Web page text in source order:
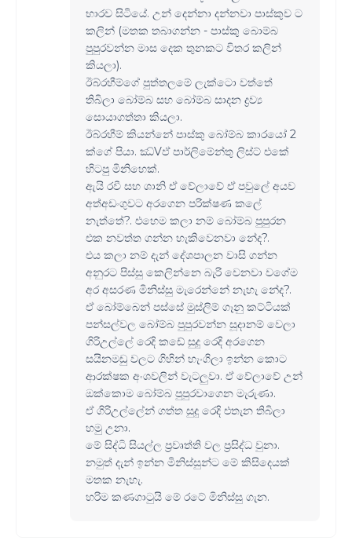
භාරව සිටියේ. උන් දෙන්නා දන්නවා පාස්කුව ට
කලින් (මතක තබාගන්න - පාස්කු බොම්බ
පුපුරවන්න මාස දෙක තුනකට විතර කලින්
කියලා).
ඊබ්රහීම්ගේ පුත්තලමේ ලැක්ටො වත්තේ
තිබිලා බෝම්බ සහ බෝම්බ සාදන ද්‍රව්‍ය
සොයාගත්තා කියලා.
ඊබ්රහීම් කියන්නේ පාස්කු බෝම්බ කාරයෝ 2
ක්ගේ පියා. ඣ්Vඵ් පාර්ලිමේන්තු ලිස්ට් එකේ
හිටපු මිනිහෙක්.
ඇයි රවී සහ ශානි ඒ වේලාවේ ඒ පවුලේ අයව
අත්අඩංගුවට අරගෙන පරික්ෂණ කලේ
නැත්තේ?. එහෙම කලා නම් බෝම්බ පුපුරන
එක නවත්ත ගන්න හැකිවෙනවා නේද?.
එය කලා නම් දැන් දේශපාලන වාසි ගන්න
අනුරට පිස්සු කෙලින්නෙ බැරි වෙනවා වගේම
අර අසරණ මිනිස්සු මැරෙන්නේ නැහැ නේද?.
ඒ බෝම්බෙන් පස්සේ මුස්ලිම් ගෑනු කට්ටියක්
පන්සල්වල බෝම්බ පුපුරවන්න සූදානම් වෙලා
ගිරිඋල්ලේ රෙදි කඩේ සුදු රෙදි අරගෙන
සයිනමඩු වලට ගිහින් හැංගිලා ඉන්න කොට
ආරක්ෂක අංශවලින් වැටලුවා. ඒ වේලාවේ උන්
ඔක්කොම බෝම්බ පුපුරවාගෙන මැරුණා.
ඒ ගිරිඋල්ලේන් ගත්ත සුදු රෙදි එතැන තිබිලා
හමු උනා.
මේ සිද්ධි සියල්ල ප්‍රවෘත්ති වල ප්‍රසිද්ධ වුනා.
නමුත් දැන් ඉන්න මිනිස්සුන්ට මේ කිසිදෙයක්
මතක නැහැ.
හරිම කණගාටුයි මේ රටේ මිනිස්සු ගැන.